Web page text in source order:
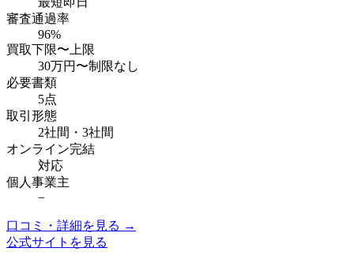
審査通過率
96%
買取下限〜上限
30万円 〜制限なし
必要書類
5点
取引形態
2社間・3社間
オンライン完結
対応
個人事業主
−
口コミ・詳細を見る →
公式サイトを見る